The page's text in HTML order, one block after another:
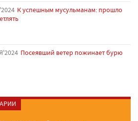
К успешным мусульманам: прошло
Посеявший ветер пожинает бурю